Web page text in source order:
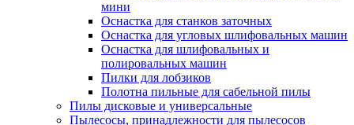
мини
Оснастка для станков заточных
Оснастка для угловых шлифовальных машин
Оснастка для шлифовальных и
полировальных машин
Пилки для лобзиков
Полотна пильные для сабельной пилы
Пилы дисковые и универсальные
Пылесосы, принадлежности для пылесосов